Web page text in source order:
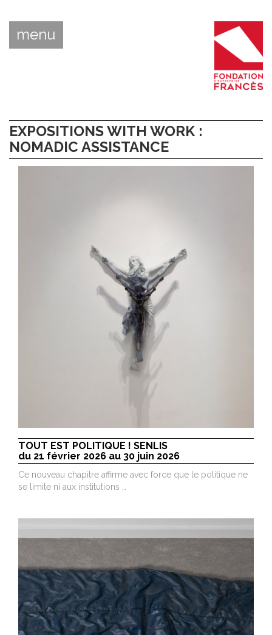
menu
EXPOSITIONS WITH WORK :
NOMADIC ASSISTANCE
TOUT EST POLITIQUE ! SENLIS
du 21 février 2026 au 30 juin 2026
Ce nouveau chapitre affirme avec force que le politique ne
se limite ni aux institutions …